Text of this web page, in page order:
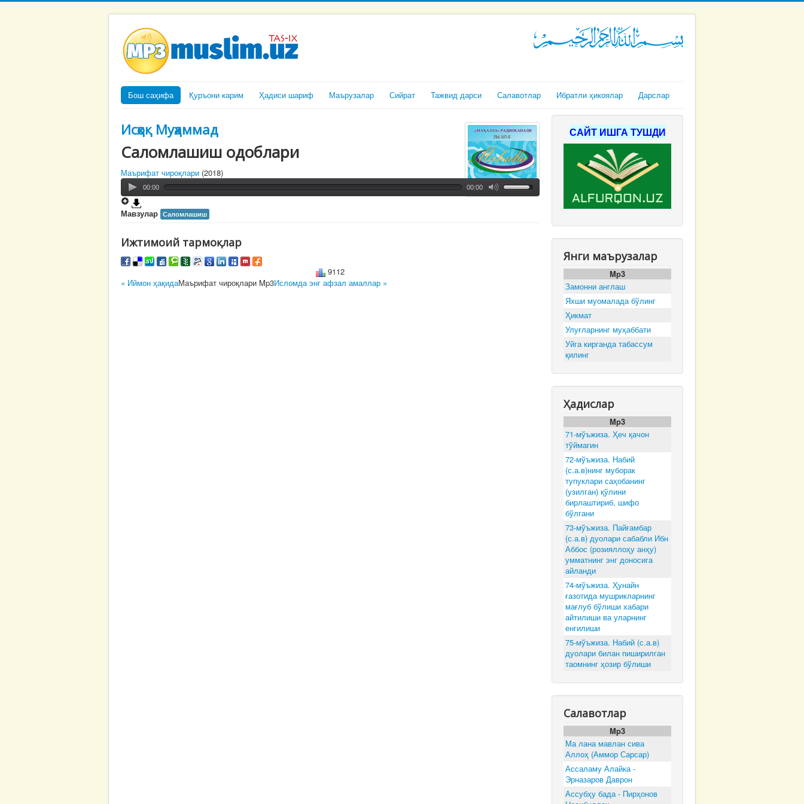
Бош саҳифа Қуръони карим Ҳадиси шариф Маърузалар Сийрат Тажвид дарси Салавотлар Ибратли ҳикоялар Дарслар
Исҳоқ Муҳаммад
Саломлашиш одоблари
Маърифат чироқлари (2018)
00:00 00:00
Мавзулар Саломлашиш
Ижтимоий тармоқлар
9112
« Иймон ҳақидаМаърифат чироқлари Mp3Исломда энг афзал амаллар »
САЙТ ИШГА ТУШДИ
Янги маърузалар
Mp3
Замонни англаш
Яхши муомалада бўлинг
Ҳикмат
Улуғларнинг муҳаббати
Уйга кирганда табассум
қилинг
Ҳадислар
Mp3
71-мўъжиза. Ҳеч қачон
тўймагин
72-мўъжиза. Набий
(с.а.в)нинг муборак
тупуклари саҳобанинг
(узилган) қўлини
бирлаштириб, шифо
бўлгани
73-мўъжиза. Пайғамбар
(с.а.в) дуолари сабабли Ибн
Аббос (розияллоҳу анҳу)
умматнинг энг доносига
айланди
74-мўъжиза. Ҳунайн
ғазотида мушрикларнинг
мағлуб бўлиши хабари
айтилиши ва уларнинг
енгилиши
75-мўъжиза. Набий (с.а.в)
дуолари билан пиширилган
таомнинг ҳозир бўлиши
Салавотлар
Mp3
Ма лана мавлан сива
Аллоҳ (Аммор Сарсар)
Ассаламу Алайка -
Эрназаров Даврон
Ассубҳу бада - Пирҳонов